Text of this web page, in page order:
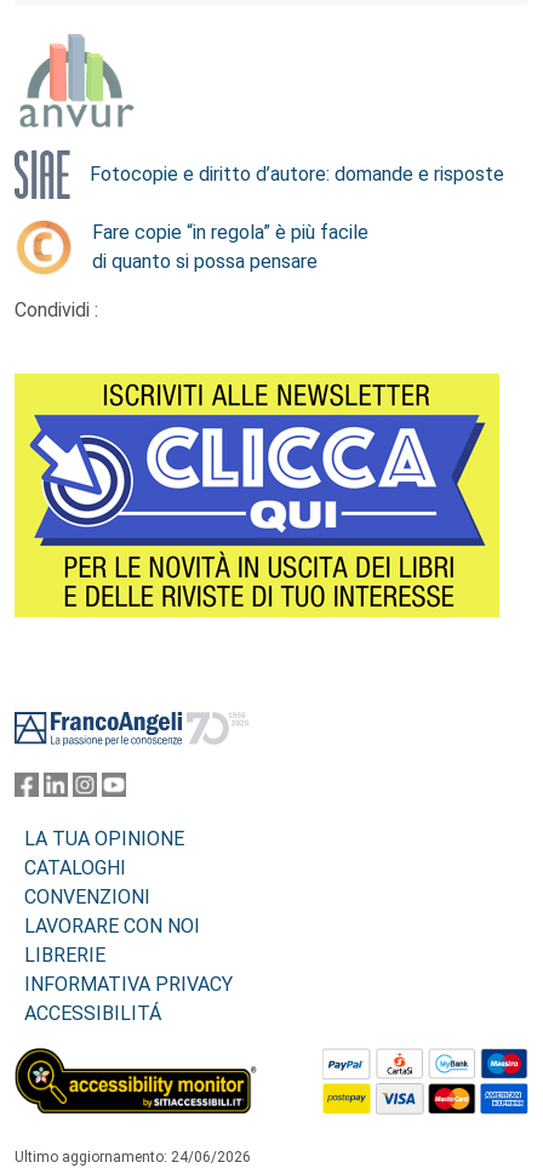
Fotocopie e diritto d’autore: domande e risposte
Fare copie “in regola” è più facile
di quanto si possa pensare
Condividi :
LA TUA OPINIONE
CATALOGHI
CONVENZIONI
LAVORARE CON NOI
LIBRERIE
INFORMATIVA PRIVACY
ACCESSIBILITÁ
Ultimo aggiornamento: 24/06/2026